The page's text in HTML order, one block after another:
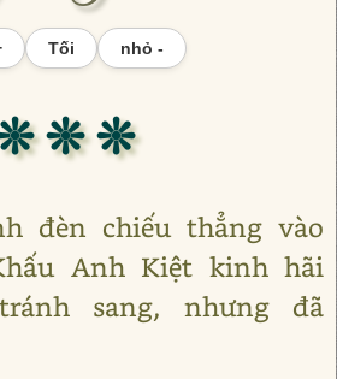
Tối nhỏ -
❊ ❊
đèn chiếu thẳng vào
Anh Kiệt kinh hãi
sang, nhưng đã